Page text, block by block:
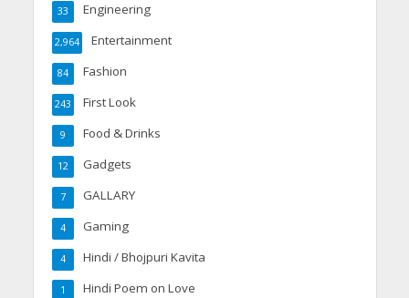
Engineering
33
Entertainment
2,964
Fashion
84
First Look
243
Food & Drinks
9
Gadgets
12
GALLARY
7
Gaming
4
Hindi / Bhojpuri Kavita
4
Hindi Poem on Love
1